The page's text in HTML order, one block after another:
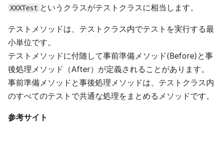
XXXTest というクラスがテストクラスに相当します。
テストメソッドは、テストクラス内でテストを実行する最
小単位です。
テストメソッドに付随して事前準備メソッド(Before)と事
後処理メソッド（After）が定義されることがあります。
事前準備メソッドと事後処理メソッドは、テストクラス内
のすべてのテストで共通な処理をまとめるメソッドです。
参考サイト